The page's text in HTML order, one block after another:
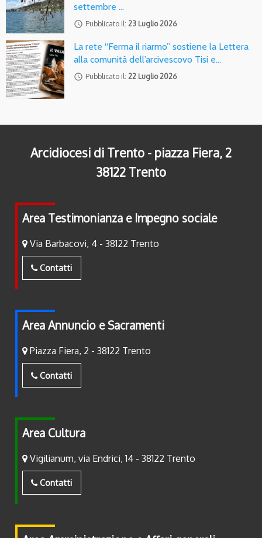
settembre …
access_time Pubblicato il: 23 Luglio 2026
La rete “Ferma il riarmo” sostiene la Lettera
alla comunità dell’arcivescovo Tisi e…
access_time Pubblicato il: 22 Luglio 2026
Arcidiocesi di Trento - piazza Fiera, 2
38122 Trento
Area Testimonianza e Impegno sociale
Via Barbacovi, 4 - 38122 Trento
Contatti
Area Annuncio e Sacramenti
Piazza Fiera, 2 - 38122 Trento
Contatti
Area Cultura
Vigilianum, via Endrici, 14 - 38122 Trento
Contatti